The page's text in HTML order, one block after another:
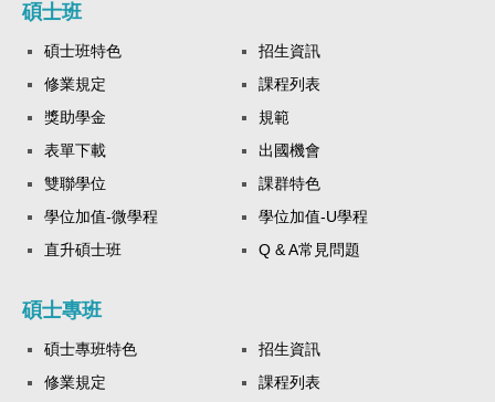
碩士班
碩士班特色
招生資訊
修業規定
課程列表
獎助學金
規範
表單下載
出國機會
雙聯學位
課群特色
學位加值-微學程
學位加值-U學程
直升碩士班
Q & A常見問題
碩士專班
碩士專班特色
招生資訊
修業規定
課程列表